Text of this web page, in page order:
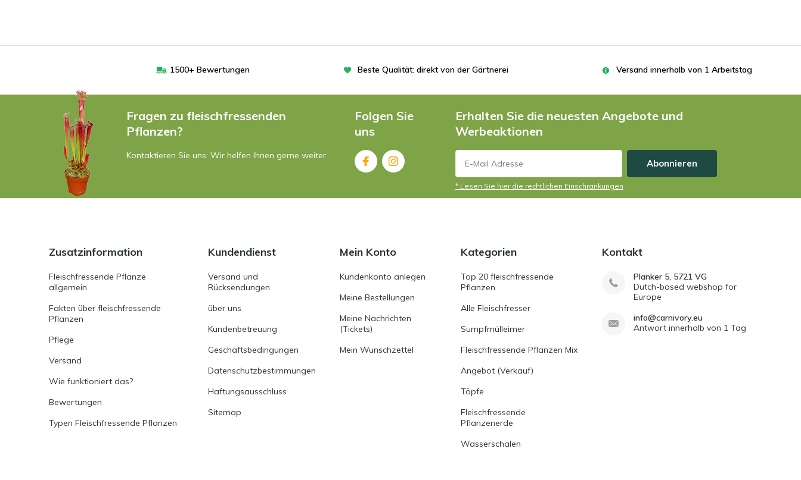
1500+ Bewertungen Beste Qualität: direkt von der Gärtnerei Versand innerhalb von 1 Arbeitstag
Fragen zu fleischfressenden
Pflanzen?
Kontaktieren Sie uns: Wir helfen Ihnen gerne weiter.
Folgen Sie
uns
Erhalten Sie die neuesten Angebote und
Werbeaktionen
Abonnieren
* Lesen Sie hier die rechtlichen Einschränkungen
Zusatzinformation
Fleischfressende Pflanze
allgemein
Fakten über fleischfressende
Pflanzen
Pflege
Versand
Wie funktioniert das?
Bewertungen
Typen Fleischfressende Pflanzen
Kundendienst
Versand und
Rücksendungen
über uns
Kundenbetreuung
Geschäftsbedingungen
Datenschutzbestimmungen
Haftungsausschluss
Sitemap
Mein Konto
Kundenkonto anlegen
Meine Bestellungen
Meine Nachrichten
(Tickets)
Mein Wunschzettel
Kategorien
Top 20 fleischfressende
Pflanzen
Alle Fleischfresser
Sumpfmülleimer
Fleischfressende Pflanzen Mix
Angebot (Verkauf)
Töpfe
Fleischfressende
Pflanzenerde
Wasserschalen
Kontakt
Planker 5, 5721 VG
Dutch-based webshop for
Europe
info@carnivory.eu
Antwort innerhalb von 1 Tag